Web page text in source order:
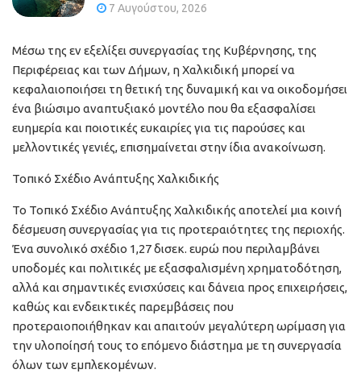
7 Αυγούστου, 2026
Μέσω της εν εξελίξει συνεργασίας της Κυβέρνησης, της
Περιφέρειας και των Δήμων, η Χαλκιδική μπορεί να
κεφαλαιοποιήσει τη θετική της δυναμική και να οικοδομήσει
ένα βιώσιμο αναπτυξιακό μοντέλο που θα εξασφαλίσει
ευημερία και ποιοτικές ευκαιρίες για τις παρούσες και
μελλοντικές γενιές, επισημαίνεται στην ίδια ανακοίνωση.
Τοπικό Σχέδιο Ανάπτυξης Χαλκιδικής
Το Τοπικό Σχέδιο Ανάπτυξης Χαλκιδικής αποτελεί μια κοινή
δέσμευση συνεργασίας για τις προτεραιότητες της περιοχής.
Ένα συνολικό σχέδιο 1,27 δισεκ. ευρώ που περιλαμβάνει
υποδομές και πολιτικές με εξασφαλισμένη χρηματοδότηση,
αλλά και σημαντικές ενισχύσεις και δάνεια προς επιχειρήσεις,
καθώς και ενδεικτικές παρεμβάσεις που
προτεραιοποιήθηκαν και απαιτούν μεγαλύτερη ωρίμαση για
την υλοποίησή τους το επόμενο διάστημα με τη συνεργασία
όλων των εμπλεκομένων.